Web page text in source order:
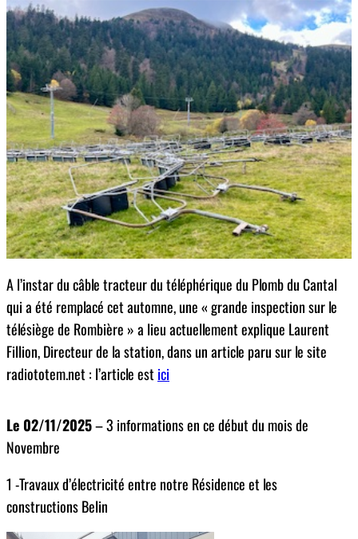
A l’instar du câble tracteur du téléphérique du Plomb du Cantal
qui a été remplacé cet automne, une « grande inspection sur le
télésiège de Rombière » a lieu actuellement explique Laurent
Fillion, Directeur de la station, dans un article paru sur le site
radiototem.net : l’article est ici
Le 02/11/2025– 3 informations en ce début du mois de
Novembre
1 -Travaux d’électricité entre notre Résidence et les
constructions Belin